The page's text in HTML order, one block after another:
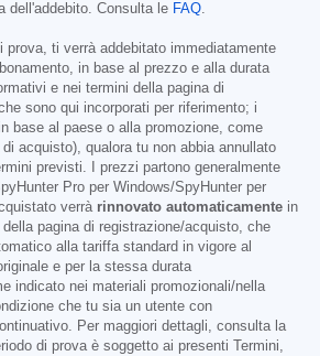
dell'addebito. Consulta le FAQ.
prova, ti verrà addebitato immediatamente
in base al prezzo e alla durata
e nei termini della pagina di
sono qui incorporati per riferimento; i
base al paese o alla promozione, come
acquisto), qualora tu non abbia annullato
previsti. I prezzi partono generalmente
Pro per Windows/SpyHunter per
verrà rinnovato automaticamente in
pagina di registrazione/acquisto, che
alla tariffa standard in vigore al
e per la stessa durata
indicato nei materiali promozionali/nella
che tu sia un utente con
Per maggiori dettagli, consulta la
di prova è soggetto ai presenti Termini,